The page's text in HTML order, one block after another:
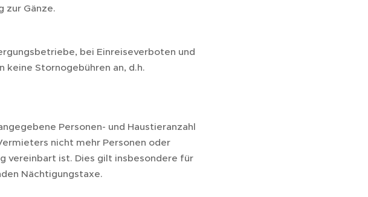
zur Gänze.
bei Einreiseverboten und
keine Stornogebühren an, d.h.
Personen- und Haustieranzahl
nicht mehr Personen oder
vereinbart ist. Dies gilt insbesondere für
Nächtigungstaxe.